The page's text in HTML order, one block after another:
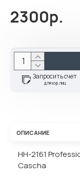
2300р.
Запросить счет
для юр.лиц
ОПИСАНИЕ
HH-2161
Cascha